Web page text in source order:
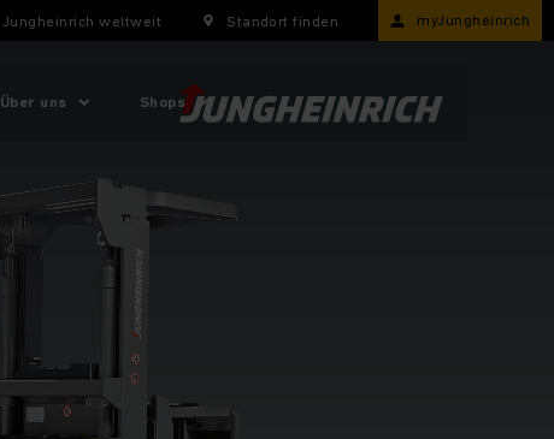
Jungheinrich weltweit Standort finden myJungheinrich
Über uns Shops